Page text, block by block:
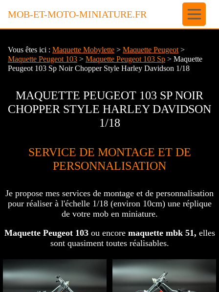
MOB-ET-MOTO-MINIATURE.FR
Vous êtes ici : Maquette Mobylette > Maquette Peugeot >
Maquette Peugeot 103 > Maquette Peugeot 103 Sp > Maquette
Peugeot 103 Sp Noir Chopper Style Harley Davidson 1/18
MAQUETTE PEUGEOT 103 SP NOIR
CHOPPER STYLE HARLEY DAVIDSON
1/18
SERVICE DE MONTAGE ET DE
PERSONNALISATION
Je propose mes services de montage et de personnalisation
pour réaliser à l'échelle 1/18 (environ 10cm) une réplique
de votre mob en miniature.
Maquette Peugeot 103 ou encore maquette mbk 51, elles
sont quasiment toutes réalisables.